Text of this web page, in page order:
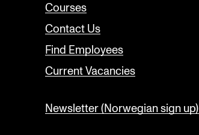
Courses
Contact Us
Find Employees
Current Vacancies
Newsletter (Norwegian sign up)